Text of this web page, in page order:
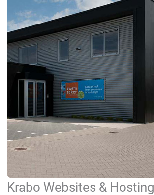
Krabo Websites & Hosting